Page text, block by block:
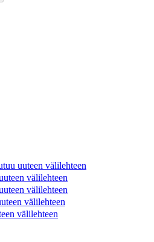
uuteen välilehteen
välilehteen
välilehteen
välilehteen
välilehteen